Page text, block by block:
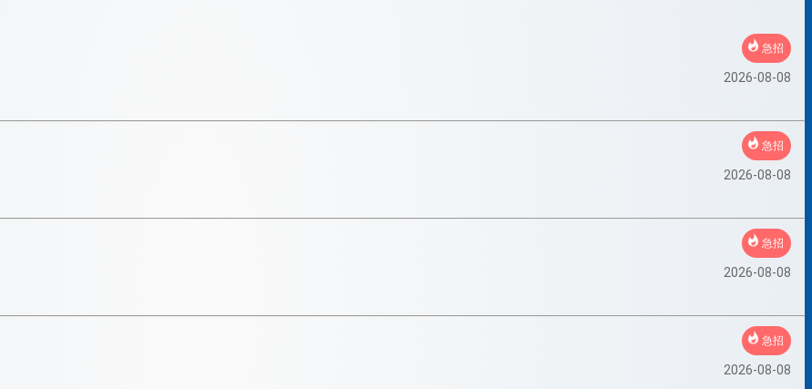
急招
2026-08-08
急招
2026-08-08
急招
2026-08-08
急招
2026-08-08